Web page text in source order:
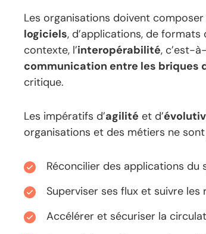
Les organisations doivent composer
logiciels, d’applications, de
contexte, l’interopérabilité, c’est-
communication entre les briques
critique.
Les impératifs d’agilité et d’
organisations et des métiers ne
Réconcilier des applications du
Superviser ses flux et suivre les
Accélérer et sécuriser la